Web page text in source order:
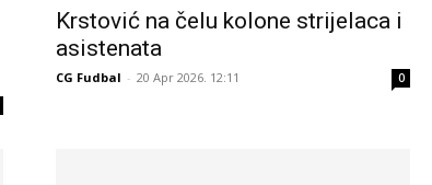
Krstović na čelu kolone strijelaca i
asistenata
CG Fudbal - 20 Apr 2026. 12:11 0